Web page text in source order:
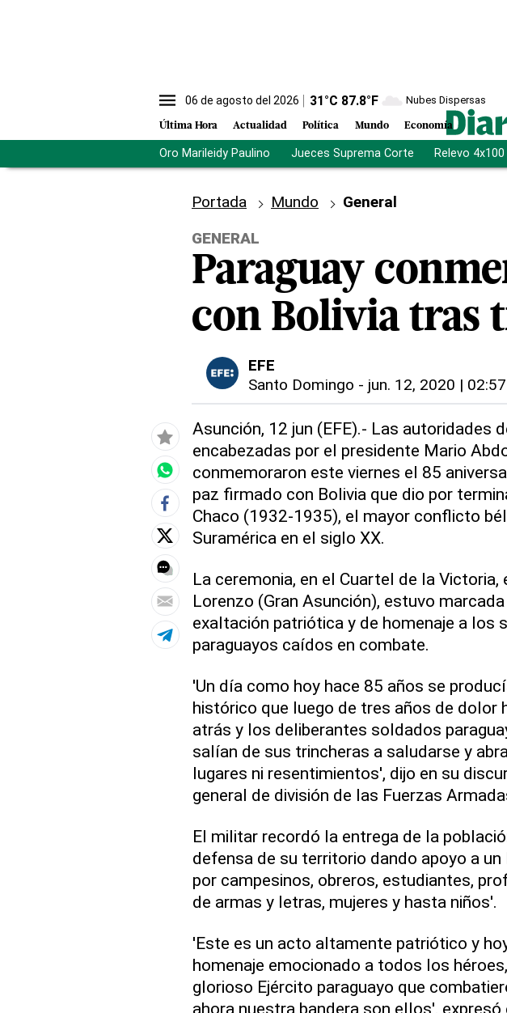
06 de agosto del 2026 31°C 87.8°F Nubes Dispersas
Última Hora Actualidad Política Mundo Economía
Oro Marileidy Paulino Jueces Suprema Corte Relevo 4x100
Portada Mundo
General
GENERAL
Paraguay
con Bolivia tras
EFE
Santo Domingo - jun. 12, 2020 |
Asunción, 12 jun (EFE).- Las autoridades
encabezadas por el presidente Mario
conmemoraron este viernes el 85
paz firmado con Bolivia que dio por
Chaco (1932-1935), el mayor conflicto
Suramérica en el siglo XX.
La ceremonia, en el Cuartel de la Victoria,
Lorenzo (Gran Asunción), estuvo
exaltación patriótica y de homenaje a los
paraguayos caídos en combate.
'Un día como hoy hace 85 años se
histórico que luego de tres años de dolor
atrás y los deliberantes soldados
salían de sus trincheras a saludarse y
lugares ni resentimientos', dijo en su
general de división de las Fuerzas
El militar recordó la entrega de la
defensa de su territorio dando apoyo a
por campesinos, obreros, estudiantes,
de armas y letras, mujeres y hasta niños'.
'Este es un acto altamente patriótico y
homenaje emocionado a todos los
glorioso Ejército paraguayo que
ahora nuestra bandera son ellos', expresó